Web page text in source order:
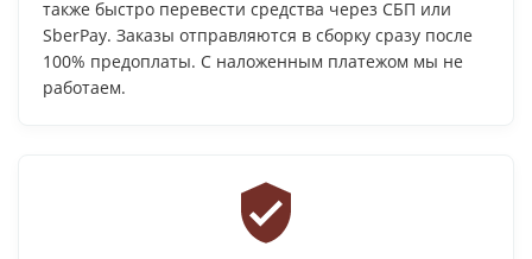
также быстро перевести средства через СБП или
SberPay. Заказы отправляются в сборку сразу после
100% предоплаты. С наложенным платежом мы не
работаем.